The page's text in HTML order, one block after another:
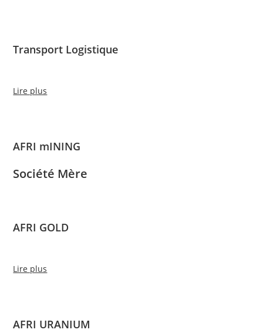
Transport Logistique
Lire plus
AFRI mINING
Société Mère
AFRI GOLD
Lire plus
AFRI URANIUM